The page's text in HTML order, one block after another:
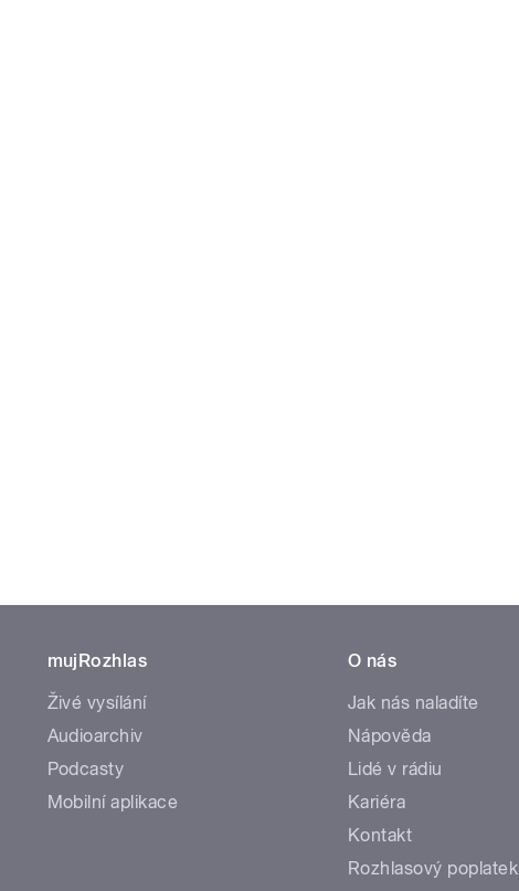
mujRozhlas
Živé vysílání
Audioarchiv
Podcasty
Mobilní aplikace
O nás
Jak nás naladíte
Nápověda
Lidé v rádiu
Kariéra
Kontakt
Rozhlasový poplatek